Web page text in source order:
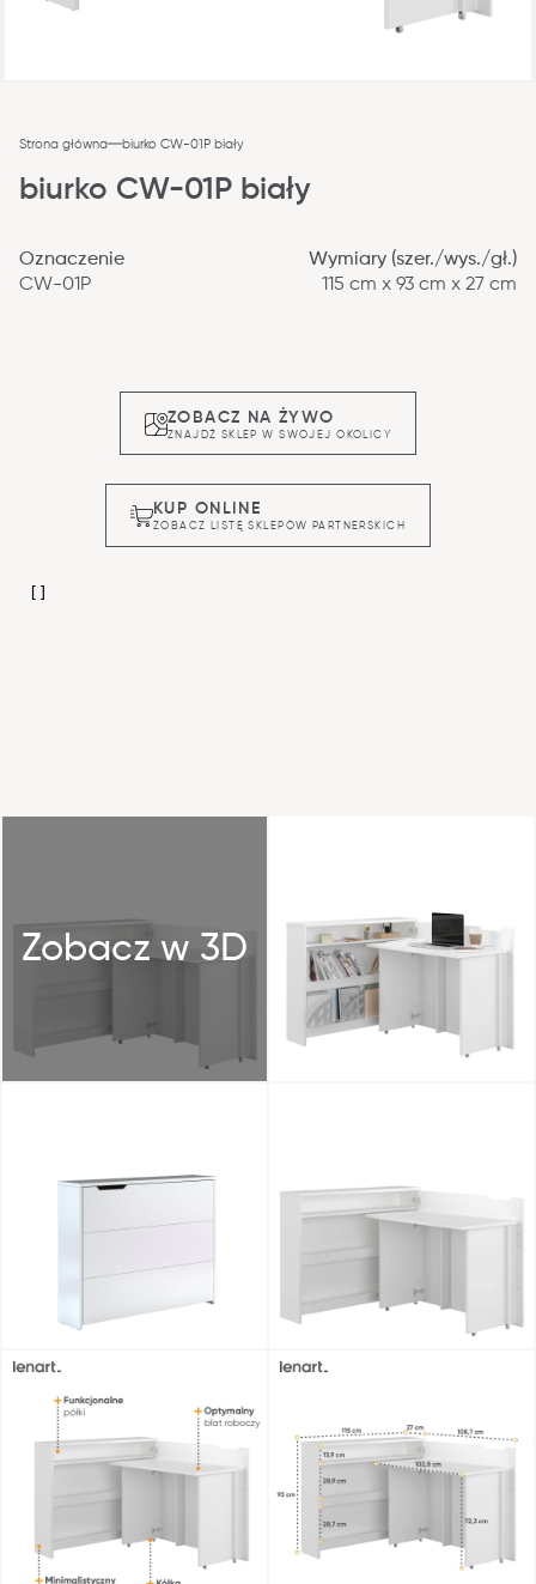
Zobacz w 3D
Strona główna biurko CW-01P biały
biurko CW-01P biały
Oznaczenie
CW-01P
Wymiary (szer./wys./gł.)
115 cm x 93 cm x 27 cm
ZOBACZ NA ŻYWO
ZNAJDŹ SKLEP W SWOJEJ OKOLICY
KUP ONLINE
ZOBACZ LISTĘ SKLEPÓW PARTNERSKICH